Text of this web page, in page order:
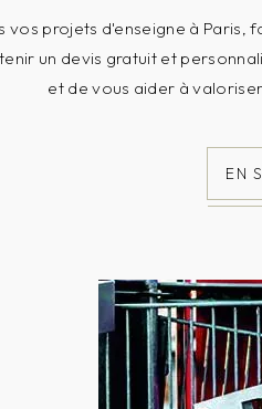
vos projets d'enseigne à Paris,
un devis gratuit et
et de vous aider à
EN